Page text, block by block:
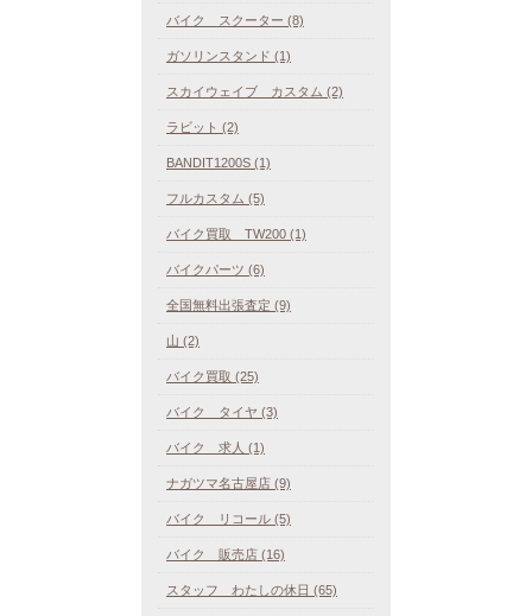
バイク スクーター (8)
ガソリンスタンド (1)
スカイウェイブ カスタム (2)
ラビット (2)
BANDIT1200S (1)
フルカスタム (5)
バイク買取 TW200 (1)
バイクパーツ (6)
全国無料出張査定 (9)
山 (2)
バイク買取 (25)
バイク タイヤ (3)
バイク 求人 (1)
ナガツマ名古屋店 (9)
バイク リコール (5)
バイク 販売店 (16)
スタッフ わたしの休日 (65)